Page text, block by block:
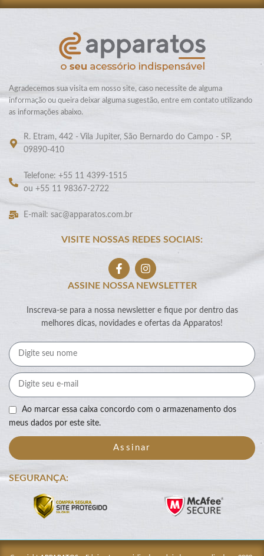
Agradecemos sua visita em nosso site, caso necessite de alguma
informação ou queira deixar alguma sugestão, entre em contato utilizando
as informações abaixo.
R. Etram, 442 - Vila Jupiter, São Bernardo do Campo - SP,
09890-410
Telefone: +55 11 4399-1515
ou +55 11 98367-2722
E-mail: sac@apparatos.com.br
VISITE NOSSAS REDES SOCIAIS:
ASSINE NOSSA NEWSLETTER
Inscreva-se para a nossa newsletter e fique por dentro das
melhores dicas, novidades e ofertas da Apparatos!
Ao marcar essa caixa concordo com o armazenamento dos
meus dados por este site.
Assinar
SEGURANÇA: